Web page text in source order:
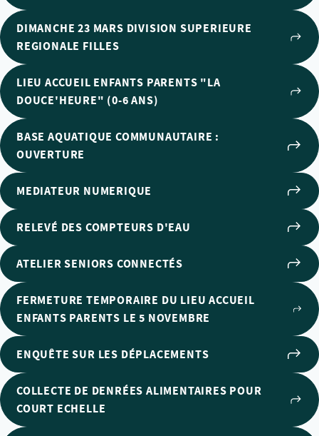
DIMANCHE 23 MARS DIVISION SUPERIEURE
REGIONALE FILLES
LIEU ACCUEIL ENFANTS PARENTS "LA
DOUCE'HEURE" (0-6 ANS)
BASE AQUATIQUE COMMUNAUTAIRE :
OUVERTURE
MEDIATEUR NUMERIQUE
RELEVÉ DES COMPTEURS D'EAU
ATELIER SENIORS CONNECTÉS
FERMETURE TEMPORAIRE DU LIEU ACCUEIL
ENFANTS PARENTS LE 5 NOVEMBRE
ENQUÊTE SUR LES DÉPLACEMENTS
COLLECTE DE DENRÉES ALIMENTAIRES POUR
COURT ECHELLE